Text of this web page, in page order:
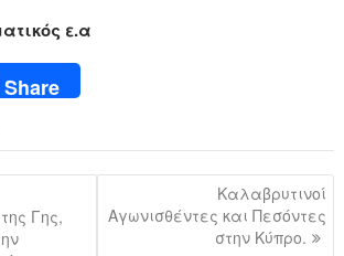
ε.α
Share
Γης,
Καλαβρυτινοί
Αγωνισθέντες και Πεσόντες
στην Κύπρο.